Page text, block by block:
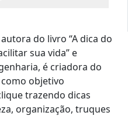
do livro “A dica do
sua vida” e
é criadora do
objetivo
trazendo dicas
organização, truques